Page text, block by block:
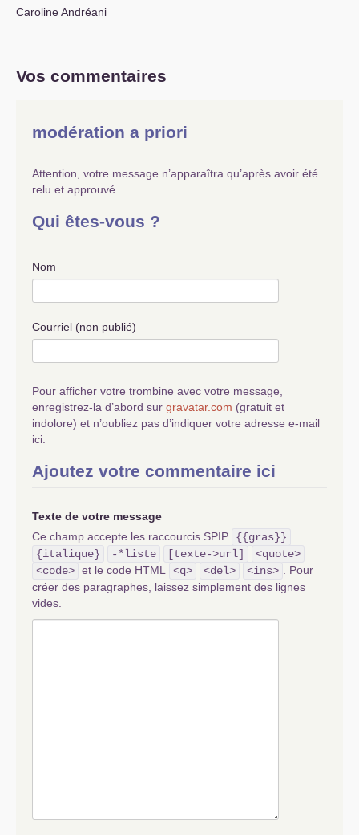
Caroline Andréani
Vos commentaires
modération a priori
Attention, votre message n’apparaîtra qu’après avoir été
relu et approuvé.
Qui êtes-vous ?
Nom
Courriel (non publié)
Pour afficher votre trombine avec votre message,
enregistrez-la d’abord sur gravatar.com (gratuit et
indolore) et n’oubliez pas d’indiquer votre adresse e-mail
ici.
Ajoutez votre commentaire ici
Texte de votre message
Ce champ accepte les raccourcis SPIP
{{gras}}
{italique}
-*liste [texte->url]
<quote>
<code> et le code HTML <q> <del> <ins>
. Pour
créer des paragraphes, laissez simplement des lignes
vides.